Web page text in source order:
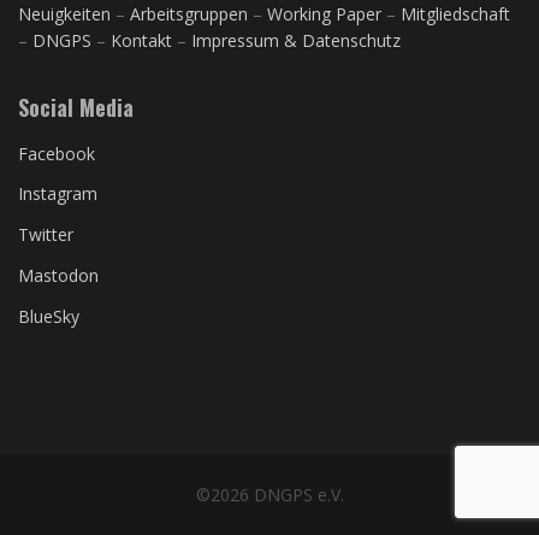
Neuigkeiten – Arbeitsgruppen – Working Paper – Mitgliedschaft
– DNGPS – Kontakt – Impressum & Datenschutz
Social Media
Facebook
Instagram
Twitter
Mastodon
BlueSky
©2026 DNGPS e.V.